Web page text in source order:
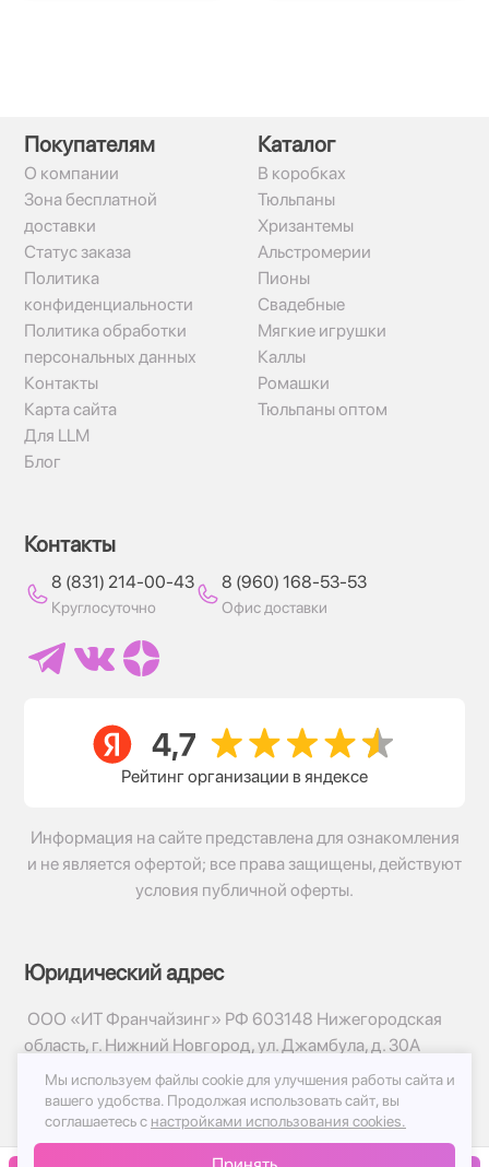
Покупателям
О компании
Зона бесплатной
доставки
Статус заказа
Политика
конфиденциальности
Политика обработки
персональных данных
Контакты
Карта сайта
Для LLM
Блог
Каталог
В коробках
Тюльпаны
Хризантемы
Альстромерии
Пионы
Свадебные
Мягкие игрушки
Каллы
Ромашки
Тюльпаны оптом
Контакты
8 (831) 214-00-43
Круглосуточно
8 (960) 168-53-53
Офис доставки
Рейтинг организации в яндексе
Информация на сайте представлена для ознакомления
и не является офертой; все права защищены, действуют
условия публичной оферты.
Юридический адрес
ООО «ИТ Франчайзинг» РФ 603148 Нижегородская
область, г. Нижний Новгород, ул. Джамбула, д. 30А
© 2017-2026г, База Цветов 24.ру
Политика конфиденциальности
Публичная оферта
Мы используем файлы cookie для улучшения работы сайта и
вашего удобства. Продолжая использовать сайт, вы
соглашаетесь с настройками использования cookies.